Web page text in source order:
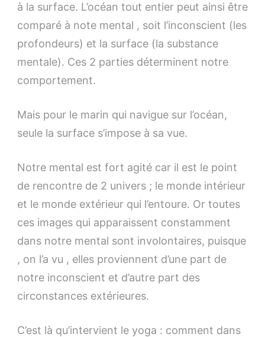
à la surface. L’océan tout entier peut ainsi être
comparé à note mental , soit l’inconscient (les
profondeurs) et la surface (la substance
mentale). Ces 2 parties déterminent notre
comportement.
Mais pour le marin qui navigue sur l’océan,
seule la surface s’impose à sa vue.
Notre mental est fort agité car il est le point
de rencontre de 2 univers ; le monde intérieur
et le monde extérieur qui l’entoure. Or toutes
ces images qui apparaissent constamment
dans notre mental sont involontaires, puisque
, on l’a vu , elles proviennent d’une part de
notre inconscient et d’autre part des
circonstances extérieures.
C’est là qu’intervient le yoga : comment dans